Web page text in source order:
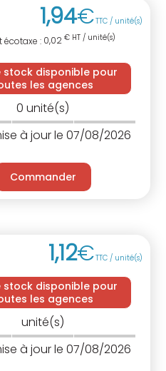
1,94€TTC / unité(s)
écotaxe : 0,02 € HT / unité(s)
stock disponible pour
les agences
0 unité(s)
à jour le 07/08/2026
Commander
1,12€TTC / unité(s)
stock disponible pour
les agences
unité(s)
à jour le 07/08/2026